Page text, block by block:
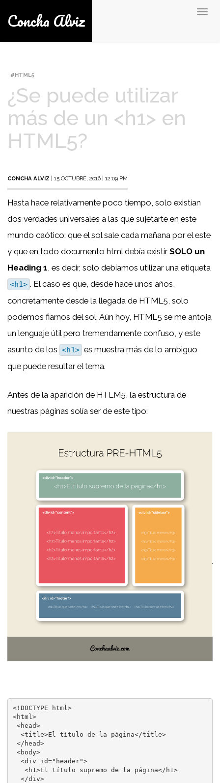
Concha Alviz
HTML5
¿Se puede utilizar
más de un <h1> en
HTML5?
CONCHA ALVIZ | 15 OCTUBRE, 2016 | 12:09 PM
Hasta hace relativamente poco tiempo, solo existían
dos verdades universales a las que sujetarte en este
mundo caótico: que el sol sale cada mañana por el este
y que en todo documento html debía existirSOLO un
Heading 1, es decir, solo debíamos utilizar una etiqueta
<h1> . El caso es que, desde hace unos años,
concretamente desde la llegada de HTML5, solo
podemos fiarnos del sol. Aún hoy, HTML5 se me antoja
un lenguaje útil pero tremendamente confuso, y este
asunto de los <h1> es muestra más de lo ambiguo
que puede resultar el tema.
Antes de la aparición de HTLM5, la estructura de
nuestras páginas solía ser de este tipo:
<!DOCTYPE html>
<html>
<head>
  <title>El título de la página</title>
</head>
<body>
  <div id="header">
   <h1>El título supremo de la página</h1>
  </div>